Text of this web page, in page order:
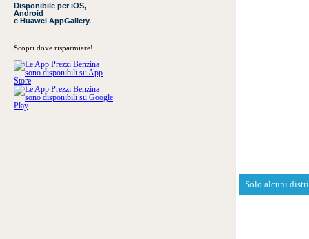
Disponibile per iOS,
Android
e Huawei AppGallery.
Scopri dove risparmiare!
Solo alcuni